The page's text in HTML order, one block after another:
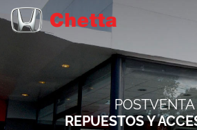
POSTVENTA
REPUESTOS Y